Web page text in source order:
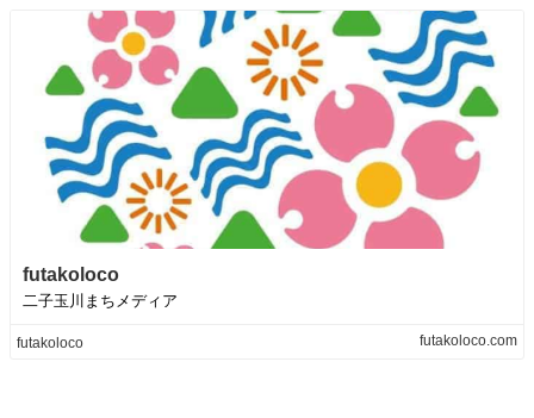
futakoloco
二子玉川まちメディア
futakoloco futakoloco.com